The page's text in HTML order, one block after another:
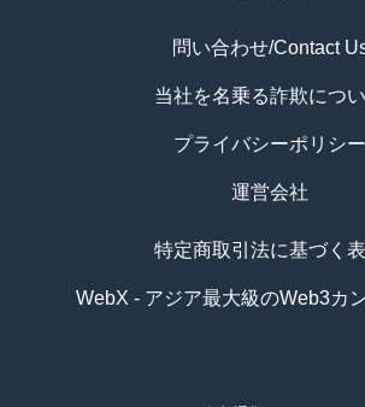
問い合わせ/Contact
当社を名乗る詐欺につ
プライバシーポリシー
運営会社
特定商取引法に基づく
WebX - アジア最大級のWeb3カ